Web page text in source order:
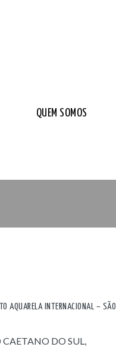
QUEM SOMOS
AQUARELA INTERNACIONAL – SÃO
CAETANO DO SUL,